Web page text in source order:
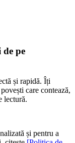
pe
și rapidă. Îți
care contează,
lectură.
și pentru a